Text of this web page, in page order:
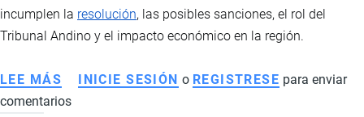
incumplen la resolución, las posibles sanciones, el rol del
Tribunal Andino y el impacto económico en la región.
LEE MÁS SOBRE
QUÉ
INICIE SESIÓN o REGISTRESE para enviar
comentarios